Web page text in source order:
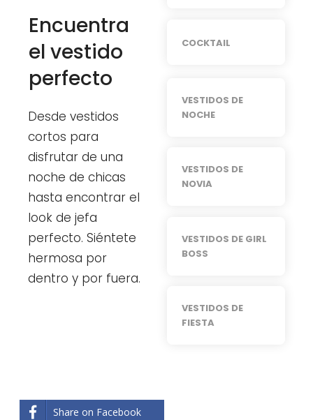
COCKTAIL
VESTIDOS DE
NOCHE
VESTIDOS DE
NOVIA
VESTIDOS DE GIRL
BOSS
VESTIDOS DE
FIESTA
Encuentra
el vestido
perfecto
Desde vestidos
cortos para
disfrutar de una
noche de chicas
hasta encontrar el
look de jefa
perfecto. Siéntete
hermosa por
dentro y por fuera.
Share on Facebook